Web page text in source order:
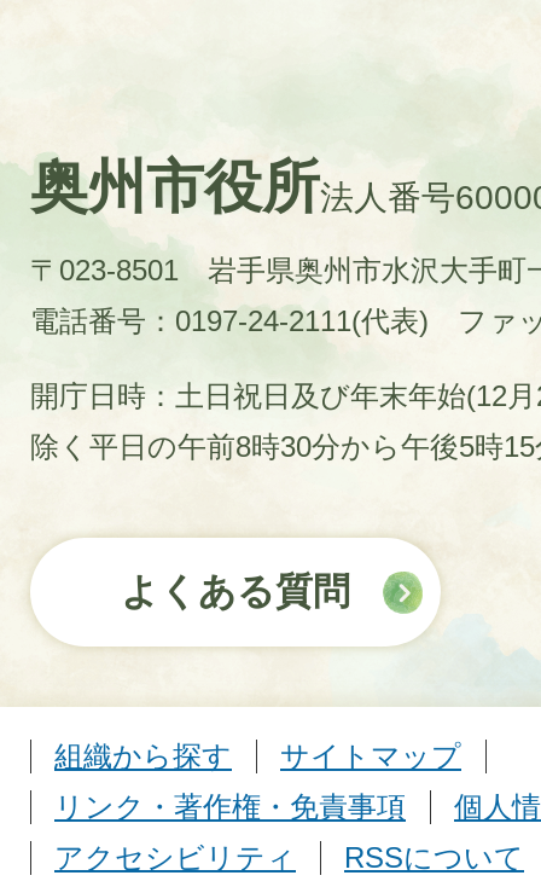
奥州市役所法人番号
〒023-8501 岩手県奥州市水沢大手町
電話番号：0197-24-2111(代表)
ファ
開庁日時：土日祝日及び年末年始(12
除く平日の午前8時30分から午後5時
よくある質問
組織から探す
サイトマップ
リンク・著作権・免責事項
個人
アクセシビリティ
RSSについて